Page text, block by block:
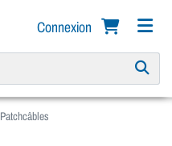
Connexion
Patchcâbles